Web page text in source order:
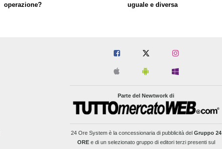
operazione?
uguale e diversa
Parte del Newtwork di
24 Ore Systemè la concessionaria di pubblicità del Gruppo 24
OREe di un selezionato gruppo di editori terzi presenti sul